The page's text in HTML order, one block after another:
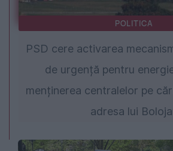
POLITICA
PSD cere activarea
de urgență pentru
menținerea centralelor pe
adresa lui